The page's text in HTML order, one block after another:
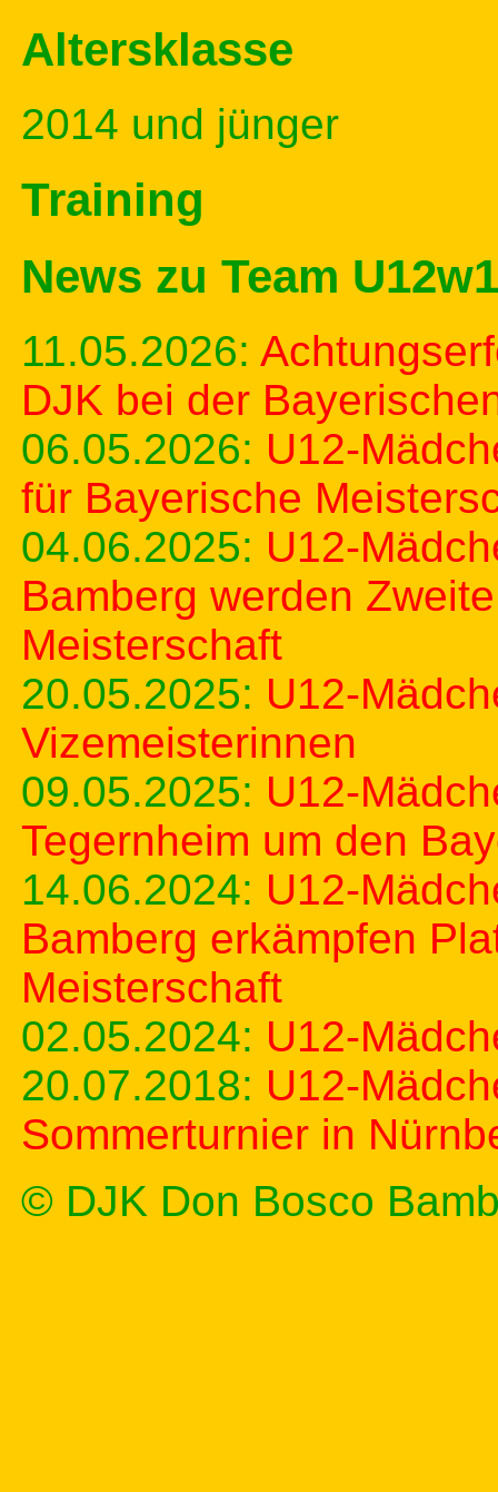
Altersklasse
2014 und jünger
Training
News zu Team U12w1
11.05.2026:
DJK bei der
06.05.2026: U12-
für Bayerische
04.06.2025: U12-
Bamberg werden
Meisterschaft
20.05.2025: U12-
Vizemeisterinnen
09.05.2025: U12-
Tegernheim um den
14.06.2024: U12-
Bamberg erkämpfen
Meisterschaft
02.05.2024: U12-
20.07.2018: U12-
Sommerturnier in
© DJK Don Bosco